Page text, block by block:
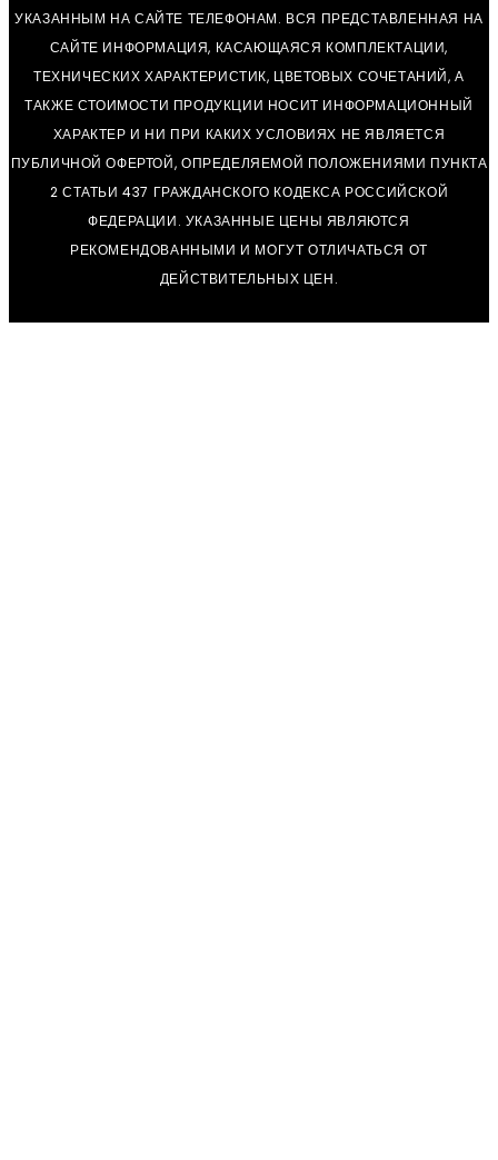
УКАЗАННЫМ НА САЙТЕ ТЕЛЕФОНАМ. ВСЯ ПРЕДСТАВЛЕННАЯ НА
САЙТЕ ИНФОРМАЦИЯ, КАСАЮЩАЯСЯ КОМПЛЕКТАЦИИ,
ТЕХНИЧЕСКИХ ХАРАКТЕРИСТИК, ЦВЕТОВЫХ СОЧЕТАНИЙ, А
ТАКЖЕ СТОИМОСТИ ПРОДУКЦИИ НОСИТ ИНФОРМАЦИОННЫЙ
ХАРАКТЕР И НИ ПРИ КАКИХ УСЛОВИЯХ НЕ ЯВЛЯЕТСЯ
ПУБЛИЧНОЙ ОФЕРТОЙ, ОПРЕДЕЛЯЕМОЙ ПОЛОЖЕНИЯМИ ПУНКТА
2 СТАТЬИ 437 ГРАЖДАНСКОГО КОДЕКСА РОССИЙСКОЙ
ФЕДЕРАЦИИ. УКАЗАННЫЕ ЦЕНЫ ЯВЛЯЮТСЯ
РЕКОМЕНДОВАННЫМИ И МОГУТ ОТЛИЧАТЬСЯ ОТ
ДЕЙСТВИТЕЛЬНЫХ ЦЕН.